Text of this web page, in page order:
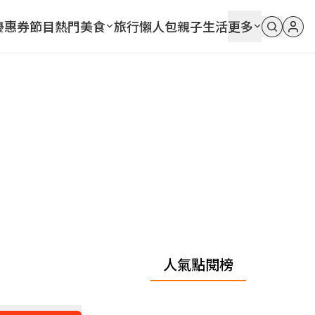
惠券節目熱門美食 旅行懶人包親子生活更多
人氣點閱榜